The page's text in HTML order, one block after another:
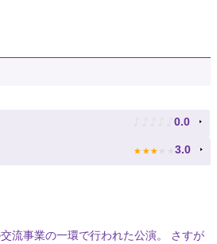
♪ ♪ ♪ ♪ ♪ 0.0
★ ★ ★ ★ ★ 3.0
流事業の一環で行われた公演。 さすが